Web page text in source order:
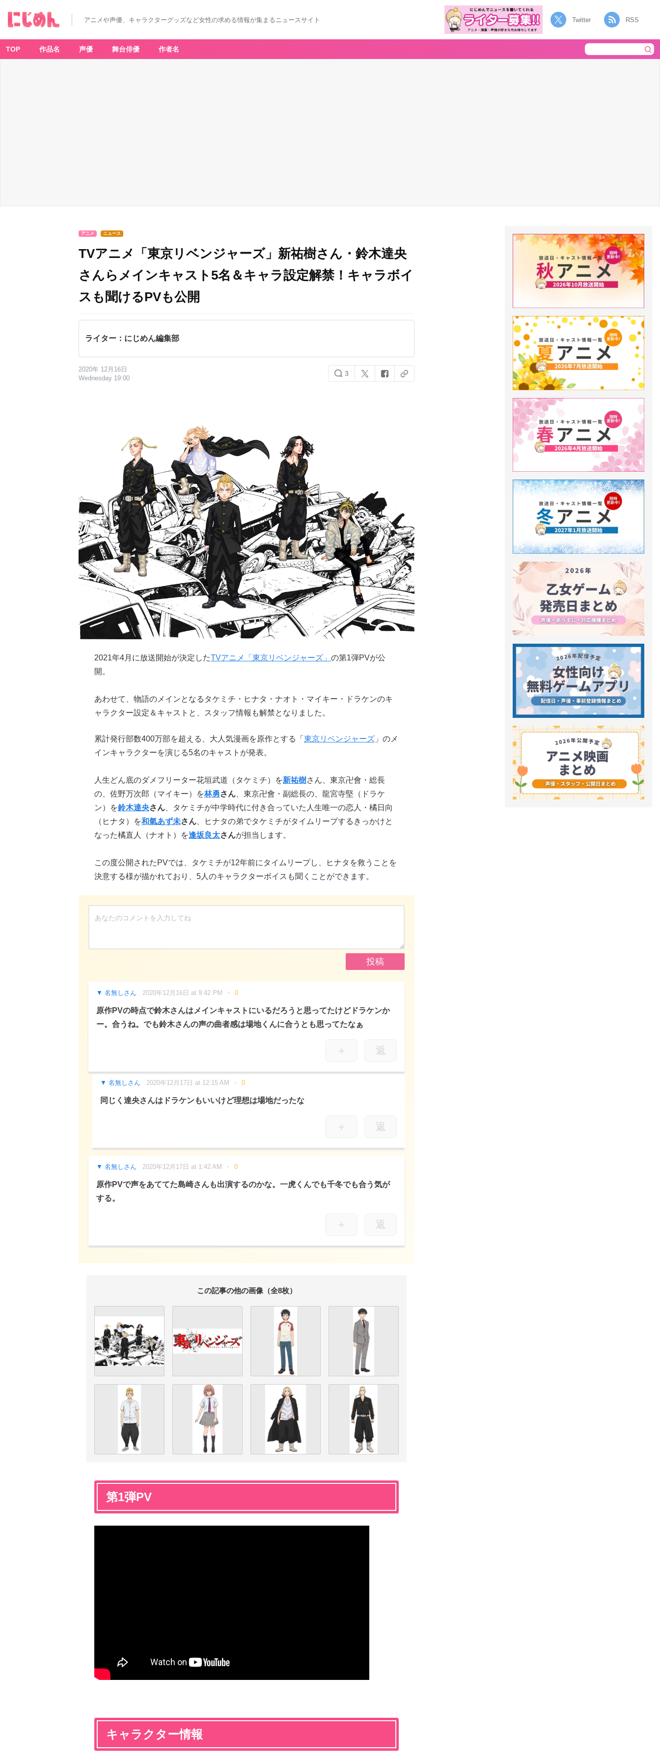
アニメや声優、キャラクターグッズなど女性の求める情報が集まるニュースサイト Twitter RSS
TOP 作品名 声優 舞台俳優 作者名
アニメ ニュース
TVアニメ「東京リベンジャーズ」新祐樹さん・鈴木達央
さんらメインキャスト5名＆キャラ設定解禁！キャラボイ
スも聞けるPVも公開
ライター：にじめん編集部
2020年 12月16日
Wednesday 19:00
3
2021年4月に放送開始が決定したTVアニメ「東京リベンジャーズ」 の第1弾PVが公
開。
あわせて、物語のメインとなるタケミチ・ヒナタ・ナオト・マイキー・ドラケンのキ
ャラクター設定＆キャストと、スタッフ情報も解禁となりました。
累計発行部数400万部を超える、大人気漫画を原作とする「 東京リベンジャーズ 」のメ
インキャラクターを演じる5名のキャストが発表。
人生どん底のダメフリーター花垣武道（タケミチ）を新祐樹さん、東京卍會・総長
の、佐野万次郎（マイキー）を林勇さん 、東京卍會・副総長の、龍宮寺堅（ドラケ
ン）を鈴木達央さん 、タケミチが中学時代に付き合っていた人生唯一の恋人・橘日向
（ヒナタ）を和氣あず未さん 、ヒナタの弟でタケミチがタイムリープするきっかけと
なった橘直人（ナオト）を逢坂良太さんが担当します。
この度公開されたPVでは、タケミチが12年前にタイムリープし、ヒナタを救うことを
決意する様が描かれており、5人のキャラクターボイスも聞くことができます。
名無しさん 2020年12月16日 at 9:42 PM 0
原作PVの時点で鈴木さんはメインキャストにいるだろうと思ってたけどドラケンか
ー。合うね。でも鈴木さんの声の曲者感は場地くんに合うとも思ってたなぁ
＋ 返
名無しさん 2020年12月17日 at 12:15 AM 0
同じく達央さんはドラケンもいいけど理想は場地だったな
＋ 返
名無しさん 2020年12月17日 at 1:42 AM 0
原作PVで声をあててた島崎さんも出演するのかな。一虎くんでも千冬でも合う気が
する。
＋ 返
この記事の他の画像（全8枚）
第1弾PV
キャラクター情報